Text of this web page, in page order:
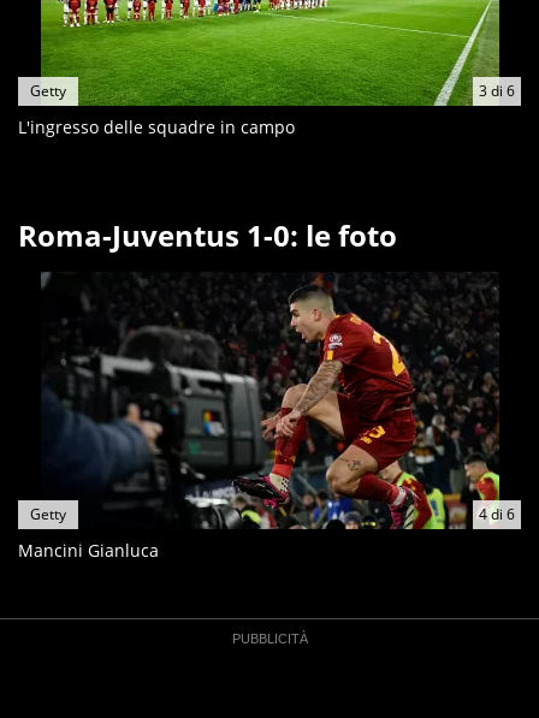
3di 6
Getty
L'ingresso delle squadre in campo
Roma-Juventus 1-0: le foto
4di 6
Getty
Mancini Gianluca